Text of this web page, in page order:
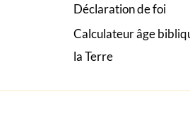
Déclaration de foi
Calculateur âge
la Terre